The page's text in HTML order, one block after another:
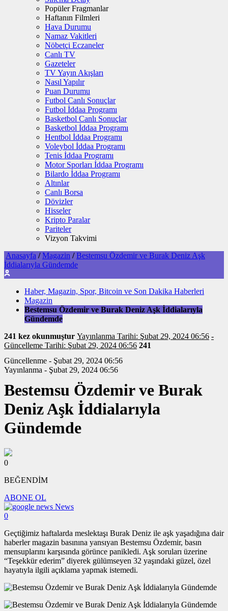
Popüler Fragmanlar
Haftanın Filmleri
Hava Durumu
Namaz Vakitleri
Nöbetçi Eczaneler
Canlı TV
Gazeteler
TV Yayın Akışları
Nasıl Yapılır
Puan Durumu
Futbol Canlı Sonuçlar
Futbol İddaa Programı
Basketbol Canlı Sonuçlar
Basketbol İddaa Programı
Hentbol İddaa Programı
Voleybol İddaa Programı
Tenis İddaa Programı
Motor Sporları İddaa Programı
Bilardo İddaa Programı
Altınlar
Canlı Borsa
Dövizler
Hisseler
Kripto Paralar
Pariteler
Vizyon Takvimi
Anasayfa / Magazin / Bestemsu Özdemir ve Burak Deniz Aşk
İddialarıyla Gündemde
Haber, Magazin, Spor, Bitcoin ve Son Dakika Haberleri
Magazin
Bestemsu Özdemir ve Burak Deniz Aşk İddialarıyla
Gündemde
241 kez okunmuştur Yayınlanma Tarihi: Şubat 29, 2024 06:56 -
Güncelleme Tarihi: Şubat 29, 2024 06:56 241
Güncellenme - Şubat 29, 2024 06:56
Yayınlanma - Şubat 29, 2024 06:56
Bestemsu Özdemir ve Burak
Deniz Aşk İddialarıyla
Gündemde
0
BEĞENDİM
ABONE OL
News
0
Geçtiğimiz haftalarda meslektaşı Burak Deniz ile aşk yaşadığına dair
haberler magazin basınına yansıyan Bestemsu Özdemir, basın
mensuplarını karşısında görünce panikledi. Aşk soruları üzerine
“Teşekkür ederim” diyerek gülümseyen 32 yaşındaki güzel, özel
hayatıyla ilgili açıklama yapmak istemedi.